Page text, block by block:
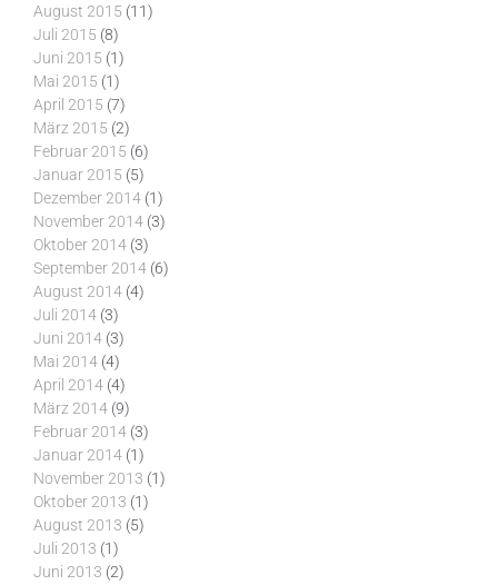
August 2015 (11)
Juli 2015 (8)
Juni 2015 (1)
Mai 2015 (1)
April 2015 (7)
März 2015 (2)
Februar 2015 (6)
Januar 2015 (5)
Dezember 2014 (1)
November 2014 (3)
Oktober 2014 (3)
September 2014 (6)
August 2014 (4)
Juli 2014 (3)
Juni 2014 (3)
Mai 2014 (4)
April 2014 (4)
März 2014 (9)
Februar 2014 (3)
Januar 2014 (1)
November 2013 (1)
Oktober 2013 (1)
August 2013 (5)
Juli 2013 (1)
Juni 2013 (2)